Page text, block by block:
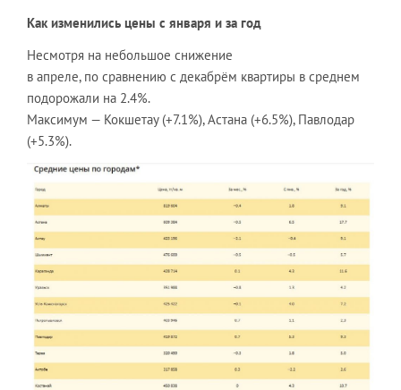
Как изменились цены с января и за год
Несмотря на небольшое снижение
в апреле, по сравнению с декабрём квартиры в среднем
подорожали на 2.4%.
Максимум — Кокшетау (+7.1%), Астана (+6.5%), Павлодар
(+5.3%).